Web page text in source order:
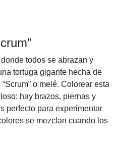
todos se abrazan y
tortuga gigante hecha de
o melé. Colorear esta
hay brazos, piernas y
perfecto para experimentar
se mezclan cuando los